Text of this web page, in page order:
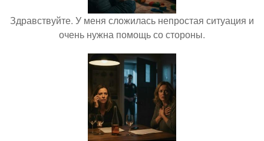
Здравствуйте. У меня сложилась непростая ситуация и
очень нужна помощь со стороны.